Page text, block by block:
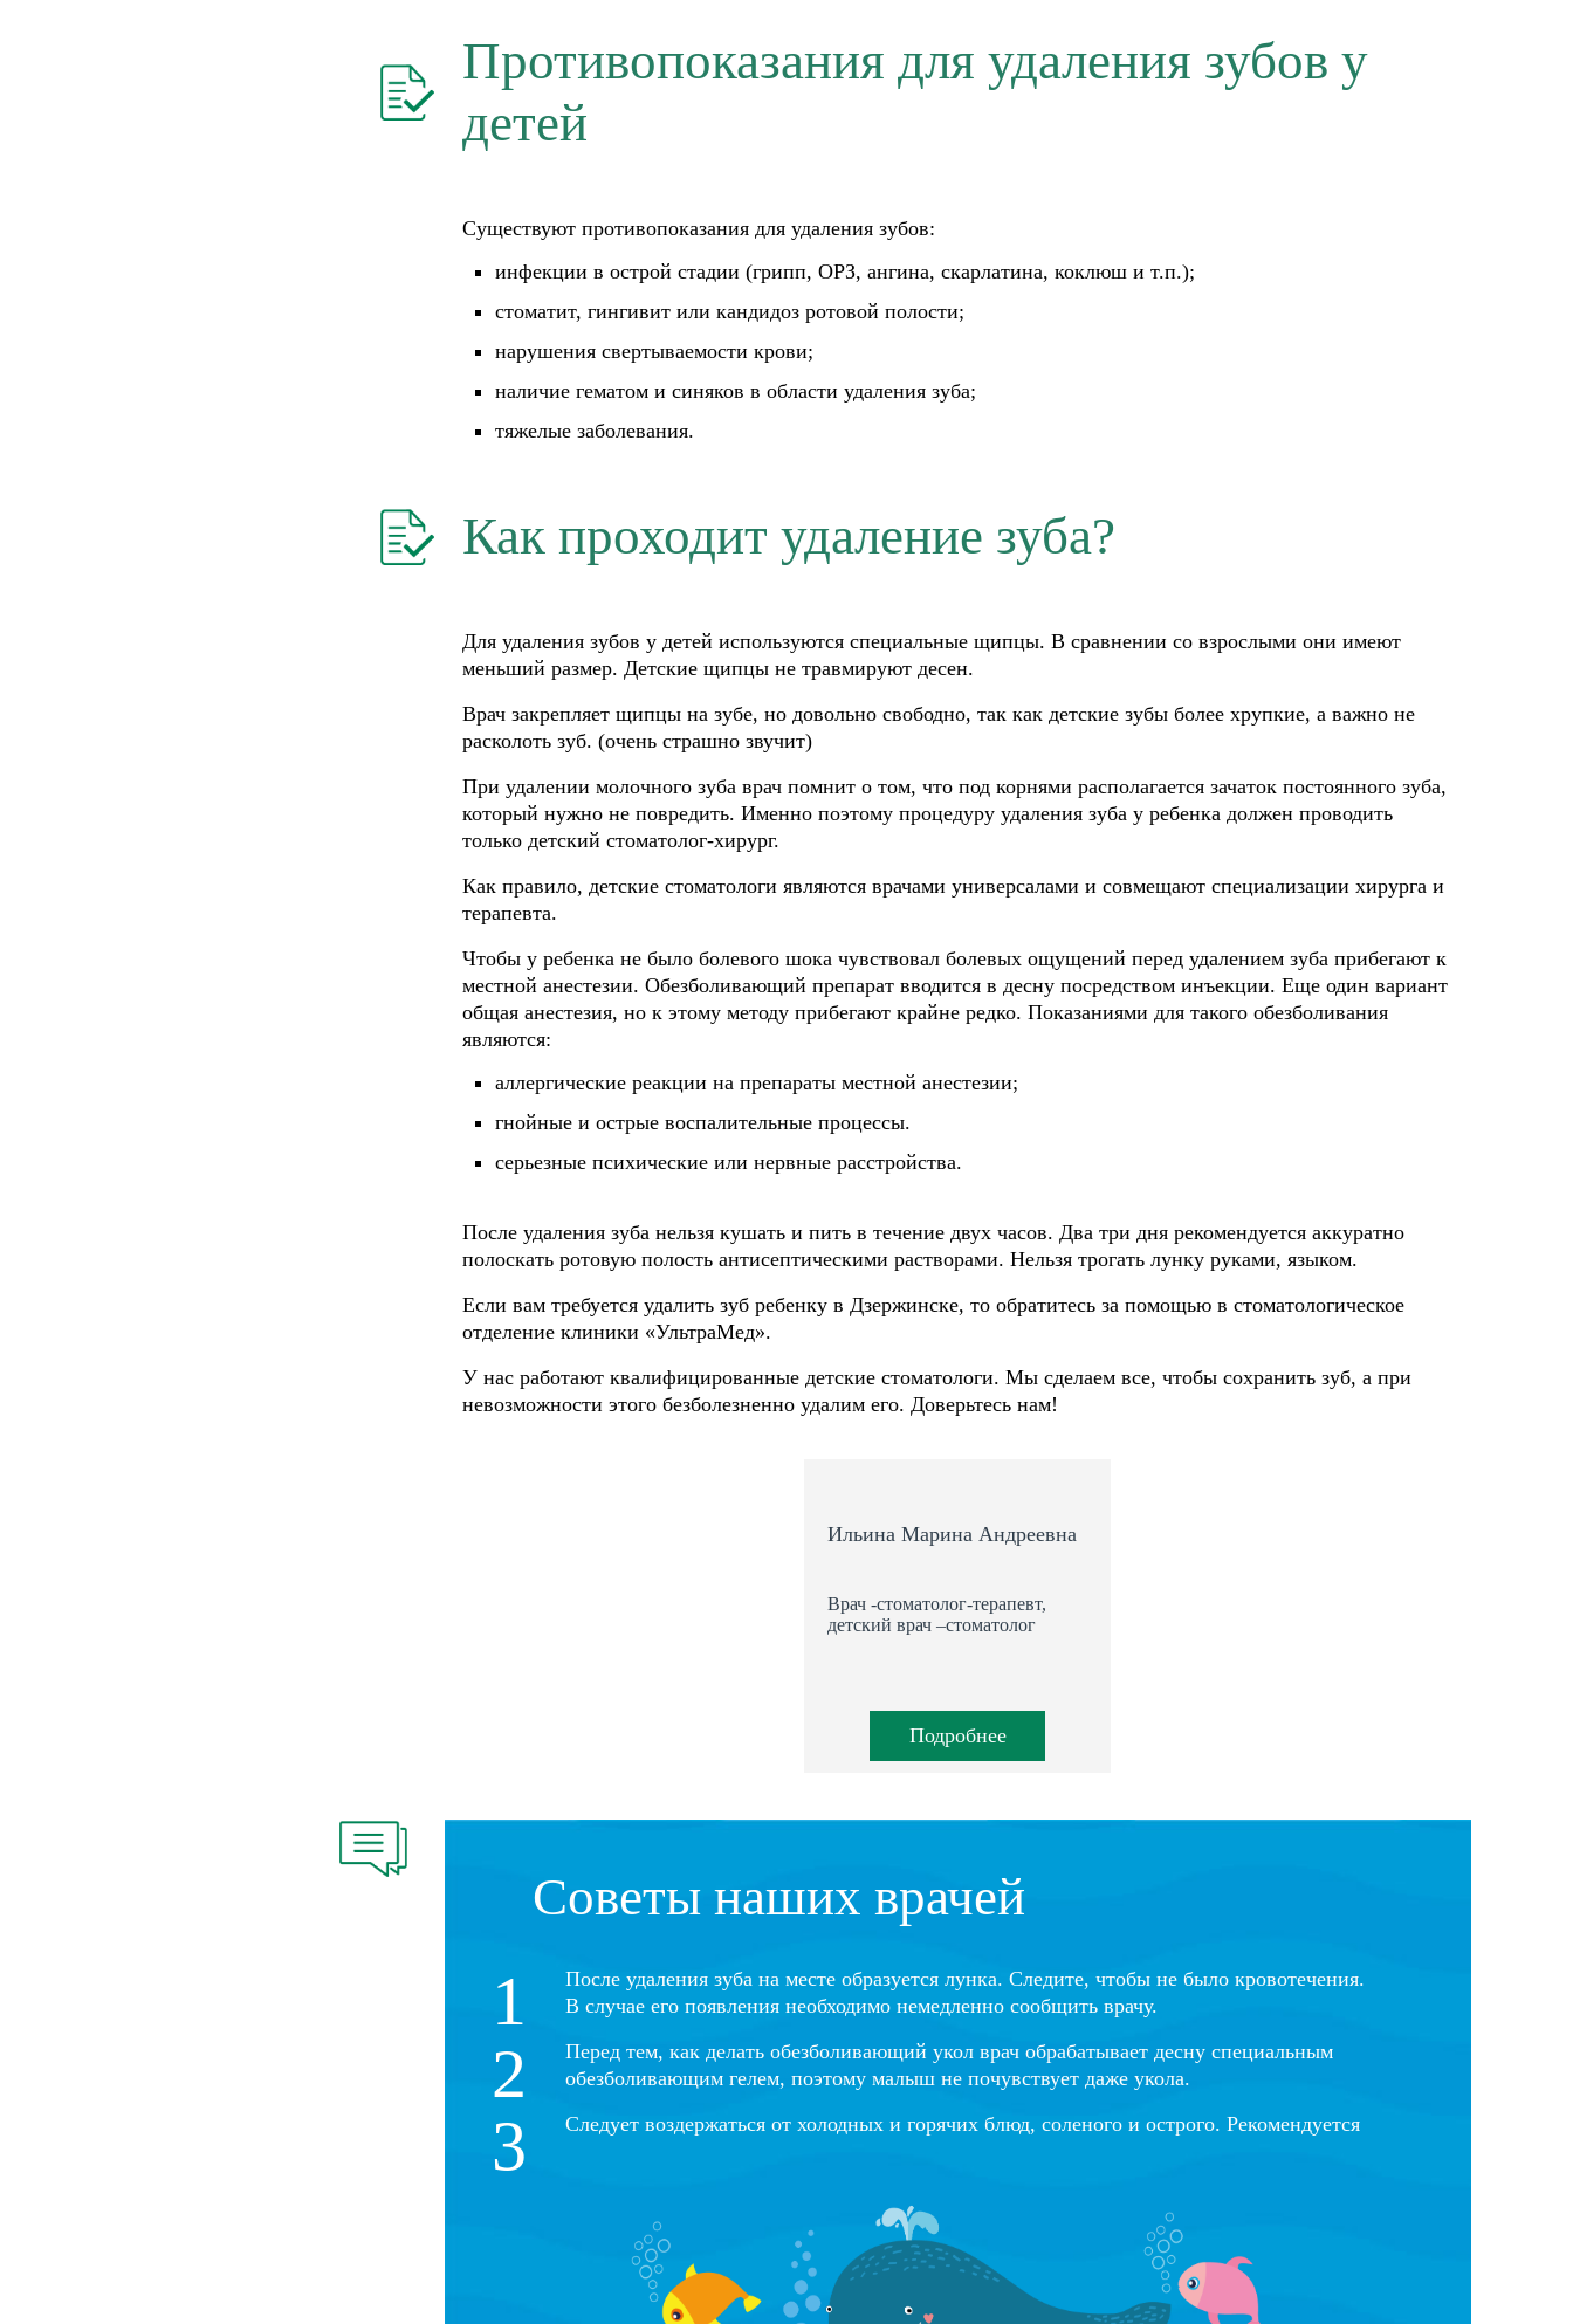
Противопоказания для удаления зубов у
детей
Существуют противопоказания для удаления зубов:
инфекции в острой стадии (грипп, ОРЗ, ангина, скарлатина, коклюш и т.п.);
стоматит, гингивит или кандидоз ротовой полости;
нарушения свертываемости крови;
наличие гематом и синяков в области удаления зуба;
тяжелые заболевания.
Как проходит удаление зуба?
Для удаления зубов у детей используются специальные щипцы. В сравнении со взрослыми они имеют
меньший размер. Детские щипцы не травмируют десен.
Врач закрепляет щипцы на зубе, но довольно свободно, так как детские зубы более хрупкие, а важно не
расколоть зуб. (очень страшно звучит)
При удалении молочного зуба врач помнит о том, что под корнями располагается зачаток постоянного зуба,
который нужно не повредить. Именно поэтому процедуру удаления зуба у ребенка должен проводить
только детский стоматолог-хирург.
Как правило, детские стоматологи являются врачами универсалами и совмещают специализации хирурга и
терапевта.
Чтобы у ребенка не было болевого шока чувствовал болевых ощущений перед удалением зуба прибегают к
местной анестезии. Обезболивающий препарат вводится в десну посредством инъекции. Еще один вариант
общая анестезия, но к этому методу прибегают крайне редко. Показаниями для такого обезболивания
являются:
аллергические реакции на препараты местной анестезии;
гнойные и острые воспалительные процессы.
серьезные психические или нервные расстройства.
После удаления зуба нельзя кушать и пить в течение двух часов. Два три дня рекомендуется аккуратно
полоскать ротовую полость антисептическими растворами. Нельзя трогать лунку руками, языком.
Если вам требуется удалить зуб ребенку в Дзержинске, то обратитесь за помощью в стоматологическое
отделение клиники «УльтраМед».
У нас работают квалифицированные детские стоматологи. Мы сделаем все, чтобы сохранить зуб, а при
невозможности этого безболезненно удалим его. Доверьтесь нам!
Ильина Марина Андреевна
Врач -стоматолог-терапевт,
детский врач –стоматолог
Подробнее
Советы наших врачей
После удаления зуба на месте образуется лунка. Следите, чтобы не было кровотечения.
В случае его появления необходимо немедленно сообщить врачу.
Перед тем, как делать обезболивающий укол врач обрабатывает десну специальным
обезболивающим гелем, поэтому малыш не почувствует даже укола.
Следует воздержаться от холодных и горячих блюд, соленого и острого. Рекомендуется